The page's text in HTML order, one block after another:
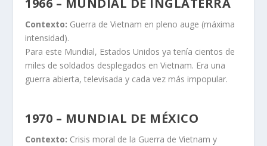
1966 – MUNDIAL DE INGLATERRA
Contexto: Guerra de Vietnam en pleno auge (máxima
intensidad).
Para este Mundial, Estados Unidos ya tenía cientos de
miles de soldados desplegados en Vietnam. Era una
guerra abierta, televisada y cada vez más impopular.
1970 – MUNDIAL DE MÉXICO
Contexto: Crisis moral de la Guerra de Vietnam y